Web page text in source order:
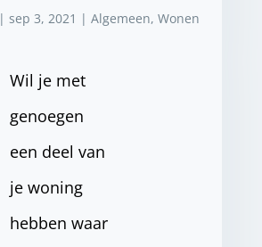
|sep 3, 2021 |Algemeen,Wonen
Wil je met
genoegen
een deel van
je woning
hebben waar